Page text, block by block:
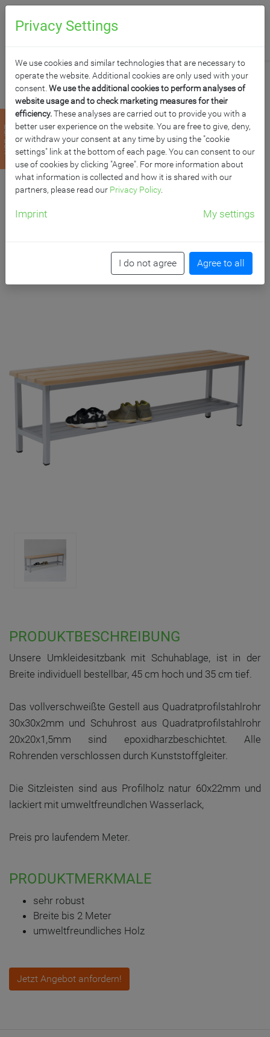
zurück UMKLEIDESITZBANK
MIT SCHUHABLAGE
B/H/T: 100x45x35 cm, max. Länge pro Einheit 2 m
Artikelnummer: UBS LFM
PRODUKTBESCHREIBUNG
Unsere Umkleidesitzbank mit Schuhablage, ist in der
Breite individuell bestellbar, 45 cm hoch und 35 cm tief.
Das vollverschweißte Gestell aus Quadratprofilstahlrohr
30x30x2mm und Schuhrost aus Quadratprofilstahlrohr
20x20x1,5mm sind epoxidharzbeschichtet. Alle
Rohrenden verschlossen durch Kunststoffgleiter.
Die Sitzleisten sind aus Profilholz natur 60x22mm und
lackiert mit umweltfreundlchen Wasserlack,
Preis pro laufendem Meter.
PRODUKTMERKMALE
sehr robust
Breite bis 2 Meter
umweltfreundliches Holz
Jetzt Angebot anfordern!
Privacy Settings
We use cookies and similar technologies that are necessary to
operate the website. Additional cookies are only used with your
consent. We use the additional cookies to perform analyses of
website usage and to check marketing measures for their
efficiency.These analyses are carried out to provide you with a
better user experience on the website. You are free to give, deny,
or withdraw your consent at any time by using the "cookie
settings" link at the bottom of each page. You can consent to our
use of cookies by clicking "Agree". For more information about
what information is collected and how it is shared with our
partners, please read our Privacy Policy.
Imprint My settings
I do not agree Agree to all